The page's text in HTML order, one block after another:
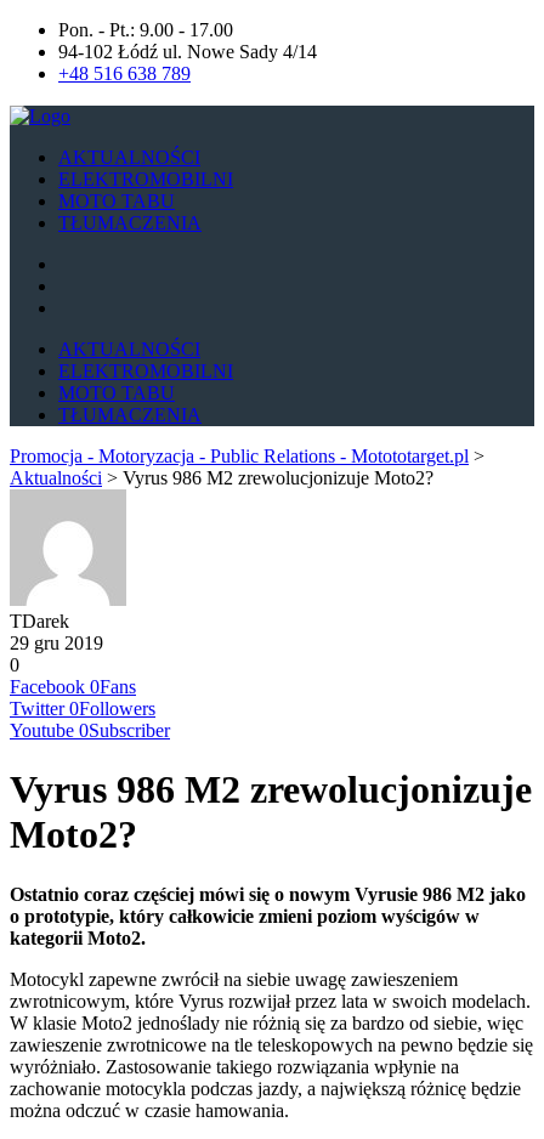
Pon. - Pt.: 9.00 - 17.00
94-102 Łódź ul. Nowe Sady 4/14
+48 516 638 789
AKTUALNOŚCI
ELEKTROMOBILNI
MOTO TABU
TŁUMACZENIA
AKTUALNOŚCI
ELEKTROMOBILNI
MOTO TABU
TŁUMACZENIA
Promocja - Motoryzacja - Public Relations - Motototarget.pl >
Aktualności > Vyrus 986 M2 zrewolucjonizuje Moto2?
TDarek
29 gru 2019
0
Facebook 0Fans
Twitter 0Followers
Youtube 0Subscriber
Vyrus 986 M2 zrewolucjonizuje
Moto2?
Ostatnio coraz częściej mówi się o nowym Vyrusie 986 M2 jako
o prototypie, który całkowicie zmieni poziom wyścigów w
kategorii Moto2.
Motocykl zapewne zwrócił na siebie uwagę zawieszeniem
zwrotnicowym, które Vyrus rozwijał przez lata w swoich modelach.
W klasie Moto2 jednoślady nie różnią się za bardzo od siebie, więc
zawieszenie zwrotnicowe na tle teleskopowych na pewno będzie się
wyróżniało. Zastosowanie takiego rozwiązania wpłynie na
zachowanie motocykla podczas jazdy, a największą różnicę będzie
można odczuć w czasie hamowania.